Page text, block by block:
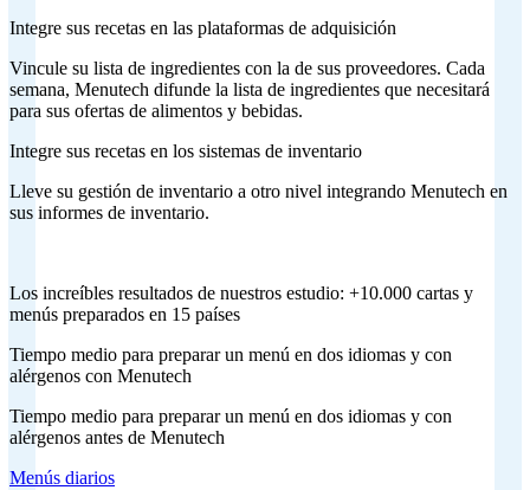
Integre sus recetas en las plataformas de adquisición
Vincule su lista de ingredientes con la de sus proveedores. Cada
semana, Menutech difunde la lista de ingredientes que necesitará
para sus ofertas de alimentos y bebidas.
Integre sus recetas en los sistemas de inventario
Lleve su gestión de inventario a otro nivel integrando Menutech en
sus informes de inventario.
Los increíbles resultados de nuestros estudio: +10.000 cartas y
menús preparados en 15 países
Tiempo medio para preparar un menú en dos idiomas y con
alérgenos con Menutech
Tiempo medio para preparar un menú en dos idiomas y con
alérgenos antes de Menutech
Menús diarios